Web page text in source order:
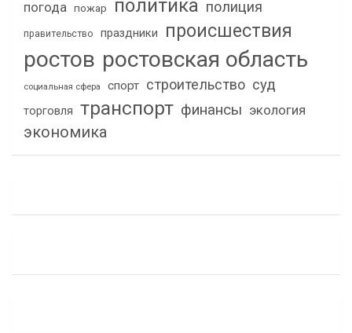
погода пожар политика полиция
правительство праздники происшествия
ростов ростовская область
социальная сфера спорт строительство суд
торговля транспорт финансы экология
экономика